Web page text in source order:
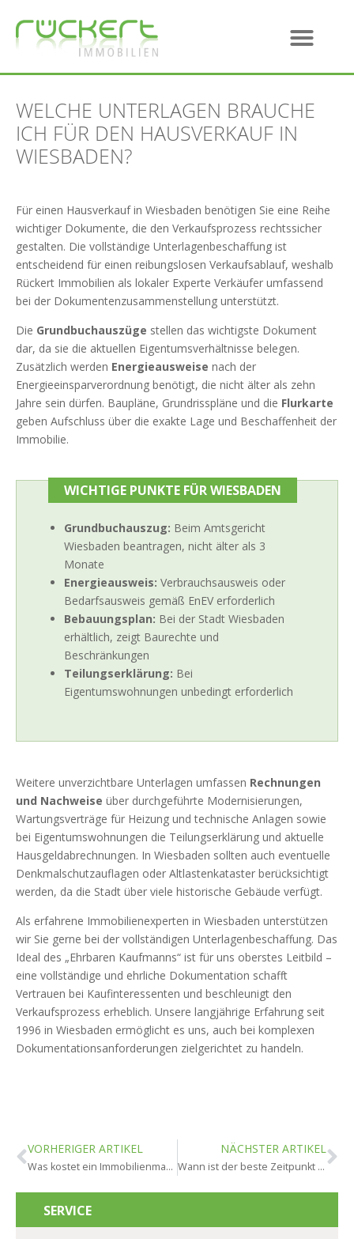
WELCHE UNTERLAGEN BRAUCHE
ICH FÜR DEN HAUSVERKAUF IN
WIESBADEN?
Für einen Hausverkauf in Wiesbaden benötigen Sie eine Reihe
wichtiger Dokumente, die den Verkaufsprozess rechtssicher
gestalten. Die vollständige Unterlagenbeschaffung ist
entscheidend für einen reibungslosen Verkaufsablauf, weshalb
Rückert Immobilien als lokaler Experte Verkäufer umfassend
bei der Dokumentenzusammenstellung unterstützt.
Die Grundbuchauszüge stellen das wichtigste Dokument
dar, da sie die aktuellen Eigentumsverhältnisse belegen.
Zusätzlich werden Energieausweise nach der
Energieeinsparverordnung benötigt, die nicht älter als zehn
Jahre sein dürfen. Baupläne, Grundrisspläne und die Flurkarte
geben Aufschluss über die exakte Lage und Beschaffenheit der
Immobilie.
WICHTIGE PUNKTE FÜR WIESBADEN
Grundbuchauszug: Beim Amtsgericht
Wiesbaden beantragen, nicht älter als 3
Monate
Energieausweis: Verbrauchsausweis oder
Bedarfsausweis gemäß EnEV erforderlich
Bebauungsplan: Bei der Stadt Wiesbaden
erhältlich, zeigt Baurechte und
Beschränkungen
Teilungserklärung: Bei
Eigentumswohnungen unbedingt erforderlich
Weitere unverzichtbare Unterlagen umfassen Rechnungen
und Nachweise über durchgeführte Modernisierungen,
Wartungsverträge für Heizung und technische Anlagen sowie
bei Eigentumswohnungen die Teilungserklärung und aktuelle
Hausgeldabrechnungen. In Wiesbaden sollten auch eventuelle
Denkmalschutzauflagen oder Altlastenkataster berücksichtigt
werden, da die Stadt über viele historische Gebäude verfügt.
Als erfahrene Immobilienexperten in Wiesbaden unterstützen
wir Sie gerne bei der vollständigen Unterlagenbeschaffung. Das
Ideal des „Ehrbaren Kaufmanns“ ist für uns oberstes Leitbild –
eine vollständige und ehrliche Dokumentation schafft
Vertrauen bei Kaufinteressenten und beschleunigt den
Verkaufsprozess erheblich. Unsere langjährige Erfahrung seit
1996 in Wiesbaden ermöglicht es uns, auch bei komplexen
Dokumentationsanforderungen zielgerichtet zu handeln.
VORHERIGER ARTIKEL
Was kostet ein Immobilienmakler in Wiesbaden?
NÄCHSTER ARTIKEL
Wann ist der beste Zeitpunkt für den Hausverkauf in Wiesbaden?
SERVICE